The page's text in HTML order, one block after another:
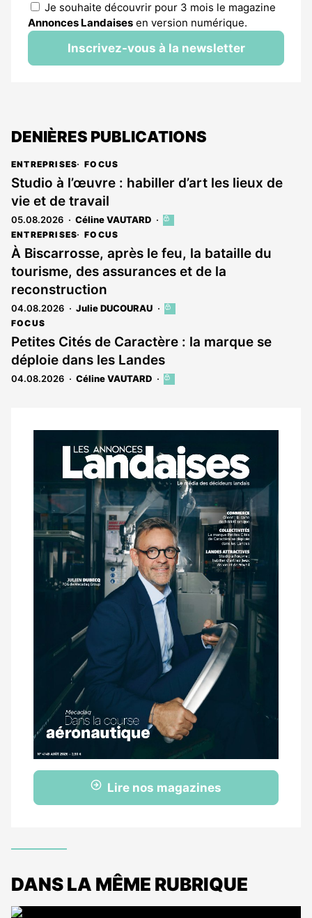
Je souhaite découvrir pour 3 mois le magazine
Annonces Landaises en version numérique.
Inscrivez-vous à la newsletter
DENIÈRES PUBLICATIONS
ENTREPRISES FOCUS
Studio à l’œuvre : habiller d’art les lieux de
vie et de travail
05.08.2026 Céline VAUTARD
Cet
est
réservé
aux
ENTREPRISES FOCUS
À Biscarrosse, après le feu, la bataille du
tourisme, des assurances et de la
reconstruction
04.08.2026 Julie DUCOURAU
Cet
réservé
aux
abonnés
FOCUS
Petites Cités de Caractère : la marque se
déploie dans les Landes
04.08.2026 Céline VAUTARD
Cet
aux
abonnés
Notre
dernier
magazine
Lire nos magazines
DANS LA MÊME RUBRIQUE